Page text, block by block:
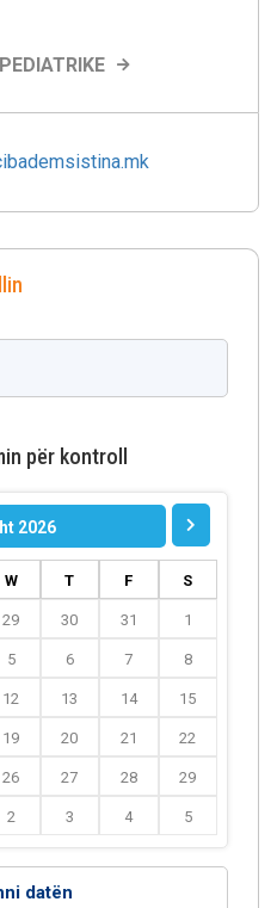
për kontroll
2026
W T F S
29 30 31 1
5 6 7 8
12 13 14 15
19 20 21 22
26 27 28 29
2 3 4 5
datën